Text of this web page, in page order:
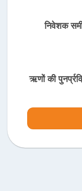
निवेशक
ऋणों की